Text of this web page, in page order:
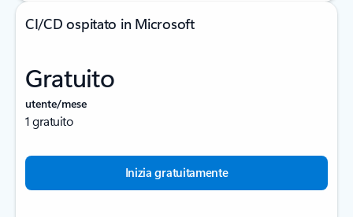
CI/CD ospitato in Microsoft
Gratuito
utente/mese
1 gratuito
Inizia gratuitamente